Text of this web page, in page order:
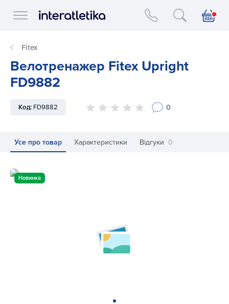
Interatletika logo
Fitex
Велотренажер Fitex Upright
FD9882
Код: FD9882 0
Усе про товар Характеристики Відгуки 0
Новинка
Велотренажер Fitex Upright FD9882